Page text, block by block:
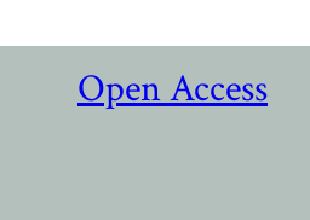
Open Access